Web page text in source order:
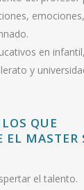
en
y
QUE
EL MASTER
el talento.